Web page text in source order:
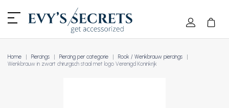
Home Piercings Piercing per categorie
Rook / Wenkbrauw piercings
Wenkbrauw in zwart chirurgisch staal met logo Verenigd Koninkrijk